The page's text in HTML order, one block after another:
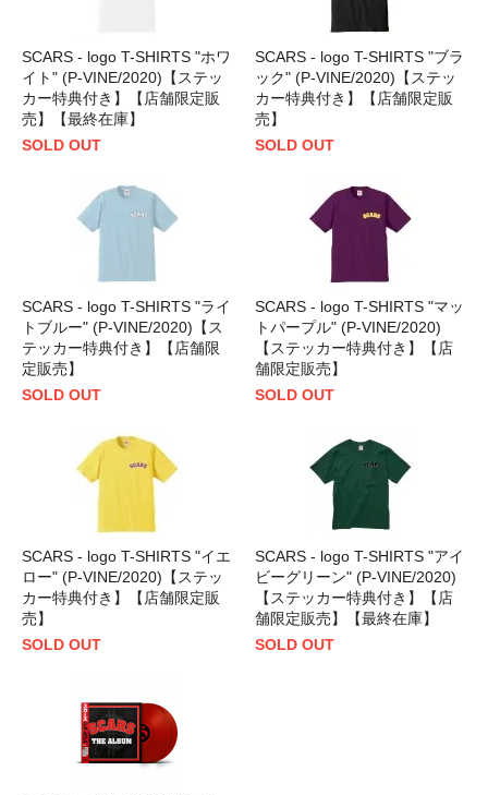
SCARS - logo T-SHIRTS "ホワ
イト" (P-VINE/2020)【ステッ
カー特典付き】【店舗限定販
売】【最終在庫】
SOLD OUT
SCARS - logo T-SHIRTS "ブラ
ック" (P-VINE/2020)【ステッ
カー特典付き】【店舗限定販
売】
SOLD OUT
SCARS - logo T-SHIRTS "ライ
トブルー" (P-VINE/2020)【ス
テッカー特典付き】【店舗限
定販売】
SOLD OUT
SCARS - logo T-SHIRTS "マッ
トパープル" (P-VINE/2020)
【ステッカー特典付き】【店
舗限定販売】
SOLD OUT
SCARS - logo T-SHIRTS "イエ
ロー" (P-VINE/2020)【ステッ
カー特典付き】【店舗限定販
売】
SOLD OUT
SCARS - logo T-SHIRTS "アイ
ビーグリーン" (P-VINE/2020)
【ステッカー特典付き】【店
舗限定販売】【最終在庫】
SOLD OUT